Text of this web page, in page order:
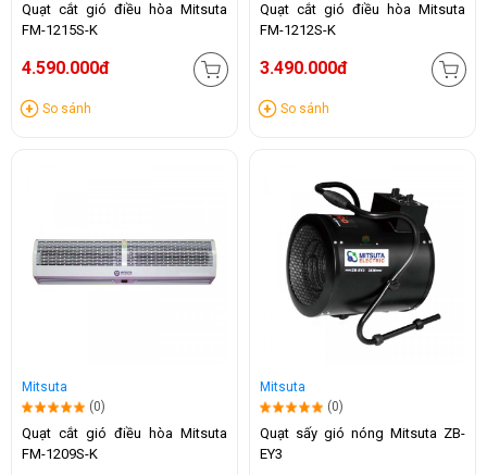
Quạt cắt gió điều hòa Mitsuta
FM-1215S-K
4.590.000đ
So sánh
Quạt cắt gió điều hòa Mitsuta
FM-1212S-K
3.490.000đ
So sánh
Mitsuta
(0)
Quạt cắt gió điều hòa Mitsuta
FM-1209S-K
Mitsuta
(0)
Quạt sấy gió nóng Mitsuta ZB-
EY3